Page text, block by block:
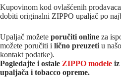
Kupovinom kod ovlašćenih
dobiti originalni ZIPPO upaljač po
Upaljač možete poručiti online za
možete poručiti i lično preuzeti u
kontakt podatke).
Pogledajte i ostale ZIPPO modele iz
upaljača i tobacco opreme.